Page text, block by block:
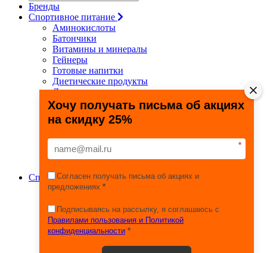
Бренды
Спортивное питание
Аминокислоты
Батончики
Витамины и минералы
Гейнеры
Готовые напитки
Диетические продукты
Для связок и суставов
Жиросжигатели
Здоровье и долголетие
Креатин
Специальные препараты
Спецпредложения
Спортивные товары
Фитнес, йога, пилатес
Игровые виды спорта
Единоборства
Турники
Хочу получать письма об акциях
на скидку 25%
*
Согласен получать письма об акциях и
предложениях *
Подписываясь на рассылку, я соглашаюсь с
Правилами пользования и Политикой
конфиденциальности *